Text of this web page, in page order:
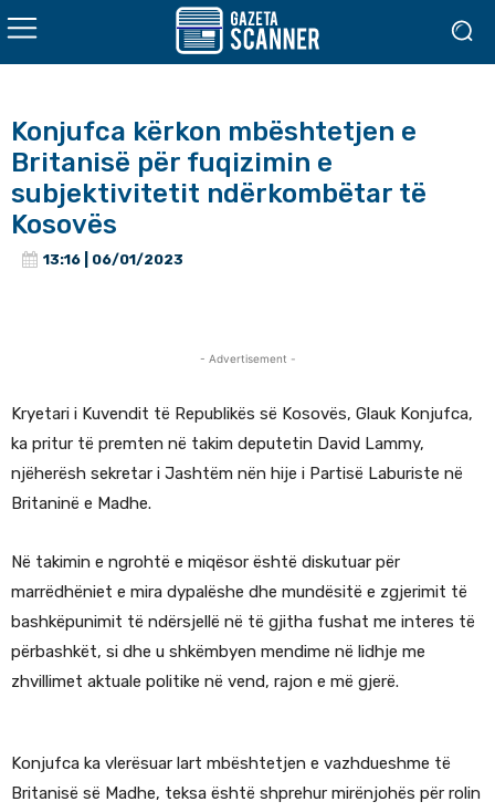
Konjufca kërkon mbështetjen e
Britanisë për fuqizimin e
subjektivitetit ndërkombëtar të
Kosovës
13:16 | 06/01/2023
- Advertisement -
Kryetari i Kuvendit të Republikës së Kosovës, Glauk Konjufca,
ka pritur të premten në takim deputetin David Lammy,
njëherësh sekretar i Jashtëm nën hije i Partisë Laburiste në
Britaninë e Madhe.
Në takimin e ngrohtë e miqësor është diskutuar për
marrëdhëniet e mira dypalëshe dhe mundësitë e zgjerimit të
bashkëpunimit të ndërsjellë në të gjitha fushat me interes të
përbashkët, si dhe u shkëmbyen mendime në lidhje me
zhvillimet aktuale politike në vend, rajon e më gjerë.
Konjufca ka vlerësuar lart mbështetjen e vazhdueshme të
Britanisë së Madhe, teksa është shprehur mirënjohës për rolin